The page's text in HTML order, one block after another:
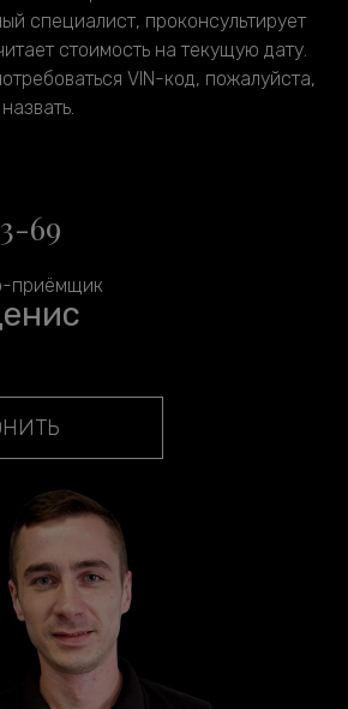
специалист, проконсультирует
стоимость на текущую дату.
VIN-код, пожалуйста,
69
приёмщик